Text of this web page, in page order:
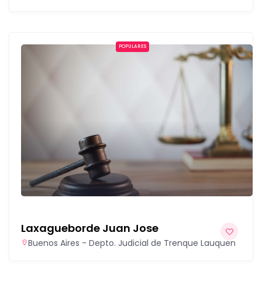
POPULARES
Laxagueborde Juan Jose
Buenos Aires - Depto. Judicial de Trenque Lauquen